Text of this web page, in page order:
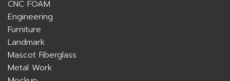
CNC FOAM
Engineering
Furniture
Landmark
Mascot Fiberglass
Metal Work